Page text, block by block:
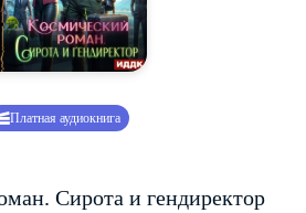
Платная аудиокнига
Сирота и гендиректор